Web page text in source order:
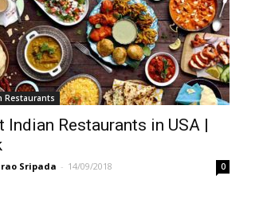
Restaurants
Indian Restaurants in USA |
Sripada - 14/09/2018 0